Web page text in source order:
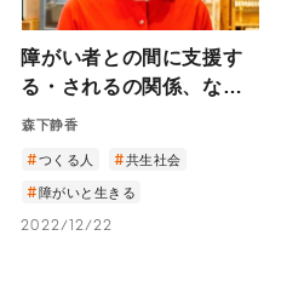
障がい者との間に支援す
る・されるの関係、なん
てない。
森下静香
つくる人 共生社会
障がいと生きる
2022/12/22